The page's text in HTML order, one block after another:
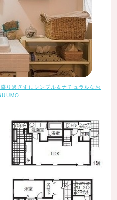
り過ぎずにシンプル＆ナチュラルなお